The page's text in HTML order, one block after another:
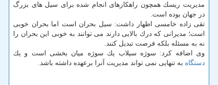
مدیریت ریسك همچون راهكارهای انجام شده برای سیل های بزرگ
در جهان بوده است.
تقی زاده خامسی اظهار داشت: سیل بحران است اما بحران خوبی
است؛ مدیرانی كه درك بالایی دارند می توانند به خوبی این بحران را
نه به مسئله بلكه فرصت تبدیل كنند.
وی اضافه كرد: سوژه سیلاب یك سوژه میان بخشی است و یك
دستگاه به تنهایی نمی تواند مدیریت آنرا برعهده داشته باشد.